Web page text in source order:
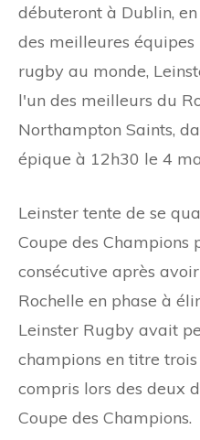
débuteront à Dublin,
des meilleures équipes
rugby au monde,
l'un des meilleurs du
Northampton Saints,
épique à 12h30 le 4
Leinster tente de se
Coupe des Champions
consécutive après
Rochelle en phase à
Leinster Rugby avait
champions en titre
compris lors des deux
Coupe des Champions.